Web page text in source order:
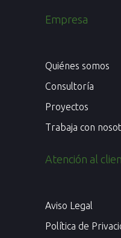
Empresa
Quiénes somos
Consultoría
Proyectos
Trabaja con
Atención al
Aviso Legal
Política de